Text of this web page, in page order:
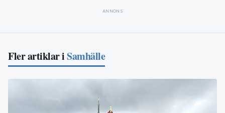
ANNONS
Fler artiklar iSamhälle